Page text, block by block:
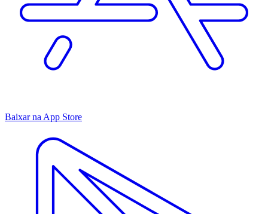
Baixar na App Store